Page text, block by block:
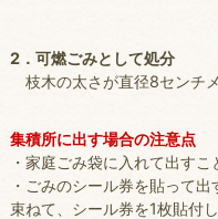
2．可燃ごみとして処分
枝木の太さが直径8センチ
集積所に出す場合の注意点
・家庭ごみ袋に入れて出す
・ごみのシール券を貼って
束ねて、シール券を1枚貼付